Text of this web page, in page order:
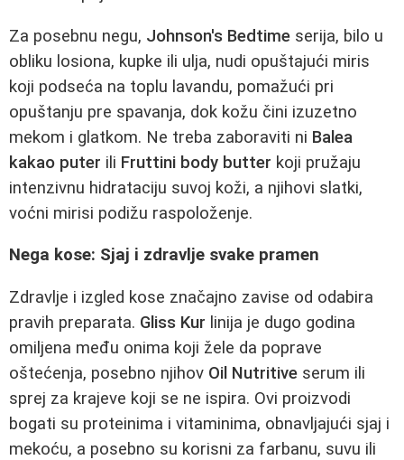
Za posebnu negu, Johnson's Bedtime serija, bilo u
obliku losiona, kupke ili ulja, nudi opuštajući miris
koji podseća na toplu lavandu, pomažući pri
opuštanju pre spavanja, dok kožu čini izuzetno
mekom i glatkom. Ne treba zaboraviti ni Balea
kakaо puter ili Fruttini body butter koji pružaju
intenzivnu hidrataciju suvoj koži, a njihovi slatki,
voćni mirisi podižu raspoloženje.
Nega kose: Sjaj i zdravlje svake pramen
Zdravlje i izgled kose značajno zavise od odabira
pravih preparata. Gliss Kur linija je dugo godina
omiljena među onima koji žele da poprave
oštećenja, posebno njihov Oil Nutritive serum ili
sprej za krajeve koji se ne ispira. Ovi proizvodi
bogati su proteinima i vitaminima, obnavljajući sjaj i
mekoću, a posebno su korisni za farbanu, suvu ili